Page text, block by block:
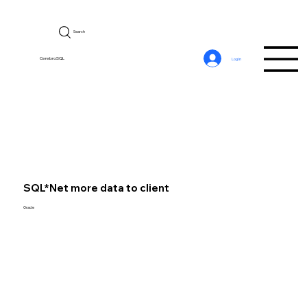
CerebroSQL
Search
Log In
SQL*Net more data to client
Oracle